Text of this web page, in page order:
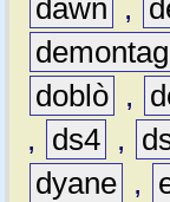
dawn ,
doblò ,
,
ds4 ,
dyane ,